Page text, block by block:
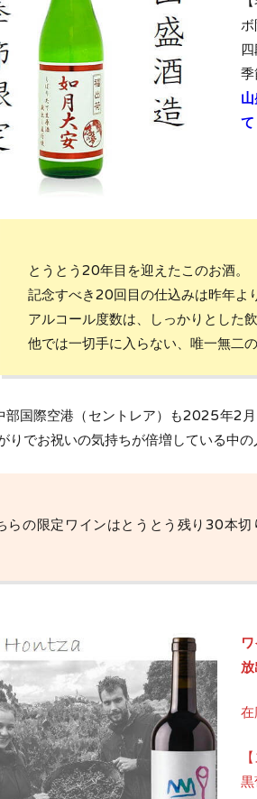
ボ
季
とうとう20年目を迎えたこのお酒。
記念すべき20回目の仕込みは昨年よ
アルコール度数は、しっかりとした
他では一切手に入らない、唯一無二
部国際空港（セントレア）も2025年2
りでお祝いの気持ちが倍増している中の
らの限定ワインはとうとう残り30本切
放
在